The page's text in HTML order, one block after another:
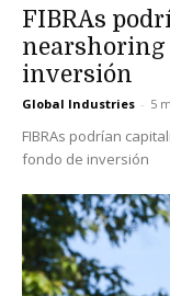
FIBRAs
nearshoring
inversión
Global Industries - 5
FIBRAs podrían
fondo de inversión